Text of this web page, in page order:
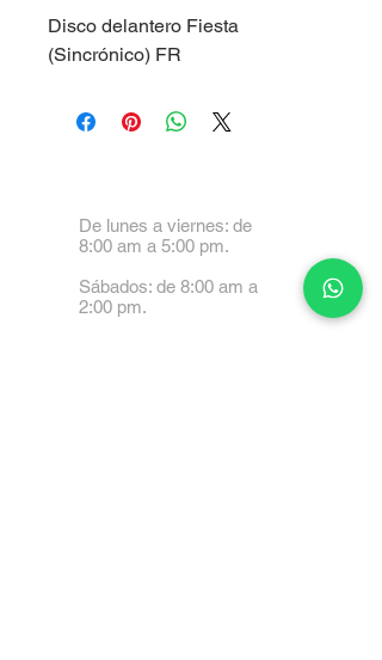
Disco delantero Fiesta
(Sincrónico) FR
De lunes a viernes: de
8:00 am a 5:00 pm.
Sábados: de 8:00 am a
2:00 pm.